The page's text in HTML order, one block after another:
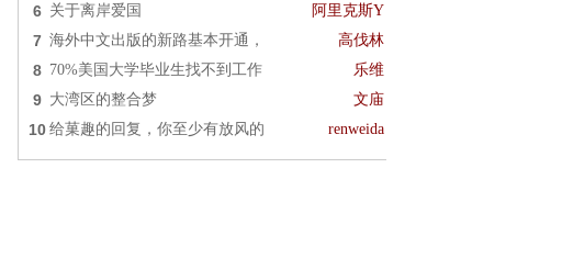
6 关于离岸爱国 阿里克斯Y
7 海外中文出版的新路基本开通， 高伐林
8 70%美国大学毕业生找不到工作 乐维
9 大湾区的整合梦 文庙
10 给菓趣的回复，你至少有放风的 renweida